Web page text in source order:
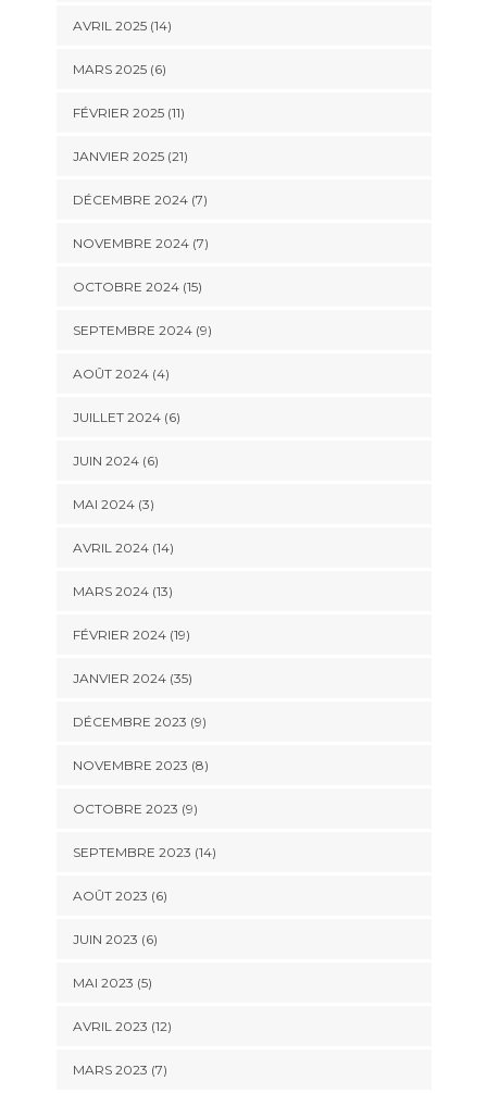
AVRIL 2025 (14)
MARS 2025 (6)
FÉVRIER 2025 (11)
JANVIER 2025 (21)
DÉCEMBRE 2024 (7)
NOVEMBRE 2024 (7)
OCTOBRE 2024 (15)
SEPTEMBRE 2024 (9)
AOÛT 2024 (4)
JUILLET 2024 (6)
JUIN 2024 (6)
MAI 2024 (3)
AVRIL 2024 (14)
MARS 2024 (13)
FÉVRIER 2024 (19)
JANVIER 2024 (35)
DÉCEMBRE 2023 (9)
NOVEMBRE 2023 (8)
OCTOBRE 2023 (9)
SEPTEMBRE 2023 (14)
AOÛT 2023 (6)
JUIN 2023 (6)
MAI 2023 (5)
AVRIL 2023 (12)
MARS 2023 (7)